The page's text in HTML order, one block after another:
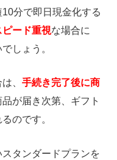
分で即日現金化する
ード重視な場合に
しょう。
、 手続き完了後に商
が届き次第、ギフト
のです。
タンダードプランを